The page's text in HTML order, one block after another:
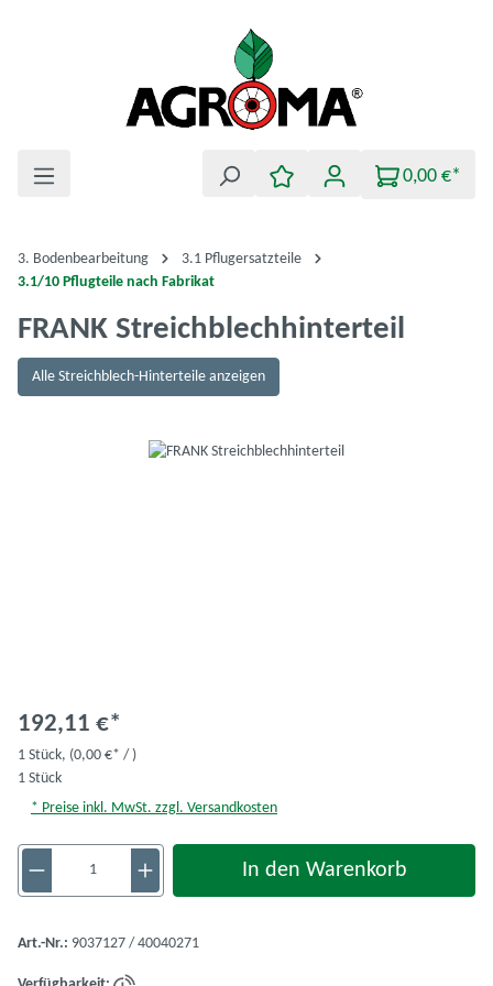
0,00 €*
3. Bodenbearbeitung
3.1 Pflugersatzteile
3.1/10 Pflugteile nach Fabrikat
FRANK Streichblechhinterteil
Alle Streichblech-Hinterteile anzeigen
Bildergalerie überspringen
192,11 €*
1 Stück, (0,00 €* / )
1 Stück
* Preise inkl. MwSt. zzgl. Versandkosten
Produkt Anzahl: Gib den gewünschten Wert
In den Warenkorb
Art.-Nr.: 9037127 / 40040271